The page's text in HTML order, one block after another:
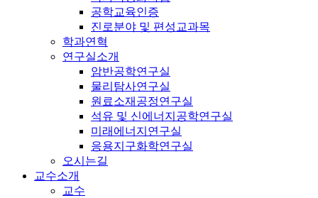
공학교육인증
진로분야 및 편성교과목
학과연혁
연구실소개
암반공학연구실
물리탐사연구실
원료소재공정연구실
석유 및 신에너지공학연구실
미래에너지연구실
응용지구화학연구실
오시는길
교수소개
교수